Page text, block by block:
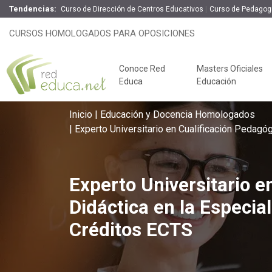
Tendencias: Curso de Dirección de Centros Educativos Curso de
CURSOS HOMOLOGADOS PARA OPOSICIONES
Conoce Red
Educa
Masters Oficiales
Educación
Claves del éxito
Oposiciones de
Experto Universitario en
Secundaria Música + 24 Créditos
100% Online 600 H
Inicio
Educación y Docencia Homologados
Experto Universitario en Cualificación
Experto Universitario
Didáctica en la
Créditos ECTS